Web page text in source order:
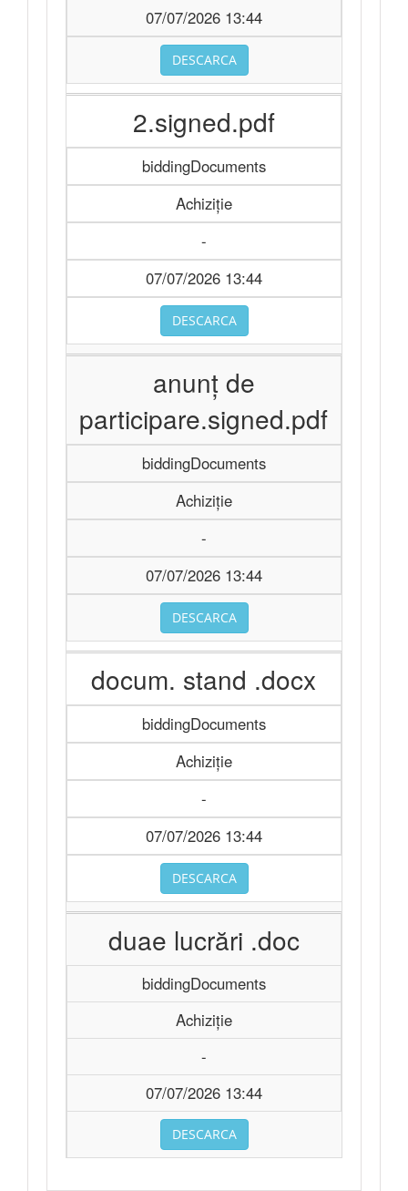
07/07/2026 13:44
DESCARCA
2.signed.pdf
biddingDocuments
Achiziție
-
07/07/2026 13:44
DESCARCA
anunț de
participare.signed.pdf
biddingDocuments
Achiziție
-
07/07/2026 13:44
DESCARCA
docum. stand .docx
biddingDocuments
Achiziție
-
07/07/2026 13:44
DESCARCA
duae lucrări .doc
biddingDocuments
Achiziție
-
07/07/2026 13:44
DESCARCA